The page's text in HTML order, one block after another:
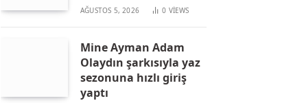
AĞUSTOS 5, 2026 0 VIEWS
Mine Ayman Adam
Olaydın şarkısıyla yaz
sezonuna hızlı giriş
yaptı